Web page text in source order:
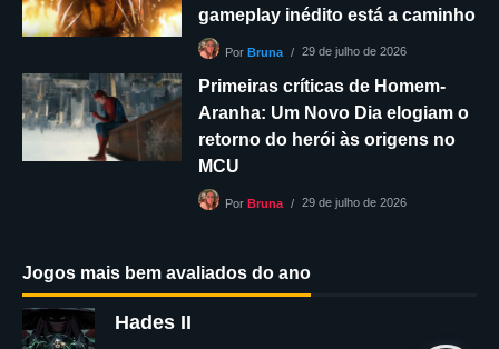
gameplay inédito está a caminho
Por Bruna 29 de julho de 2026
Primeiras críticas de Homem-
Aranha: Um Novo Dia elogiam o
retorno do herói às origens no
MCU
Por Bruna 29 de julho de 2026
Jogos mais bem avaliados do ano
Hades II